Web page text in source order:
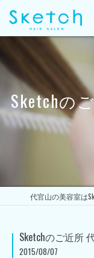
Sketchの
Sketchのご近所
2015/08/07